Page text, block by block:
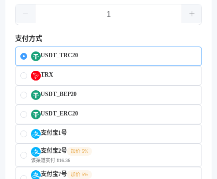
支付方式
USDT_TRC20
TRX
USDT_BEP20
USDT_ERC20
支付宝1号
支付宝2号
加价 5%
该渠道实付 ¥16.36
支付宝7号
加价 5%